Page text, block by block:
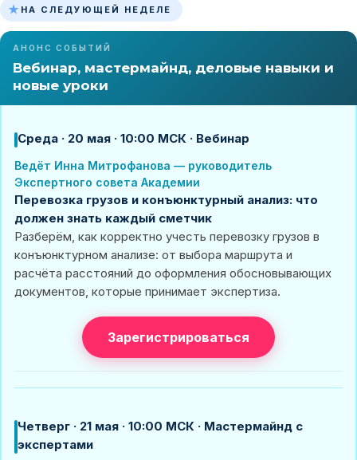
★ НА СЛЕДУЮЩЕЙ НЕДЕЛЕ
АНОНС СОБЫТИЙ
Вебинар, мастермайнд, деловые навыки и
новые уроки
Среда · 20 мая · 10:00 МСК · Вебинар
Ведёт Инна Митрофанова — руководитель
Экспертного совета Академии
Перевозка грузов и конъюнктурный анализ: что
должен знать каждый сметчик
Разберём, как корректно учесть перевозку грузов в
конъюнктурном анализе: от выбора маршрута и
расчёта расстояний до оформления обосновывающих
документов, которые принимает экспертиза.
Зарегистрироваться
Четверг · 21 мая · 10:00 МСК · Мастермайнд с
экспертами